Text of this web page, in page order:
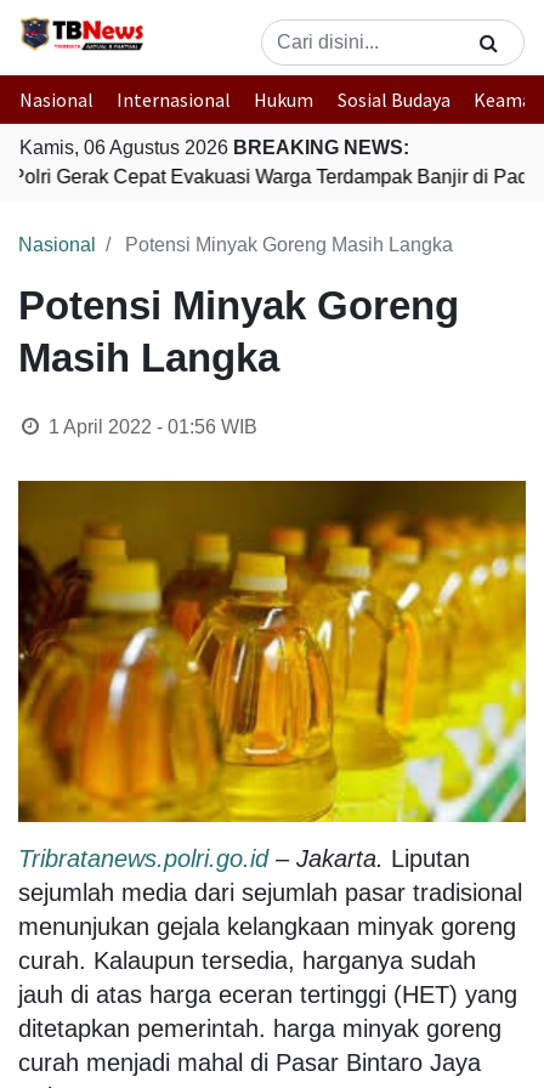
Nasional Internasional Hukum Sosial Budaya
Kamis, 06 Agustus 2026 BREAKING NEWS:
Gerak Cepat Evakuasi Warga Terdampak Banjir di
Nasional Potensi Minyak Goreng Masih Langka
Potensi Minyak Goreng
Masih Langka
1 April 2022 - 01:56WIB
Tribratanews.polri.go.id– Jakarta. Liputan
sejumlah media dari sejumlah pasar tradisional
menunjukan gejala kelangkaan minyak goreng
curah. Kalaupun tersedia, harganya sudah
jauh di atas harga eceran tertinggi (HET) yang
ditetapkan pemerintah. harga minyak goreng
curah menjadi mahal di Pasar Bintaro Jaya